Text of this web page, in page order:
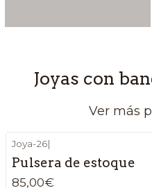
Joyas con
Ver más
Joya-26|
Pulsera de estoque
85,00€